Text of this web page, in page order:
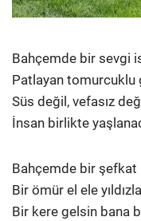
Bahçemde bir sevgi
Patlayan tomurcuklu
Süs değil, vefasız
İnsan birlikte
Bahçemde bir
Bir ömür el ele
Bir kere gelsin bana